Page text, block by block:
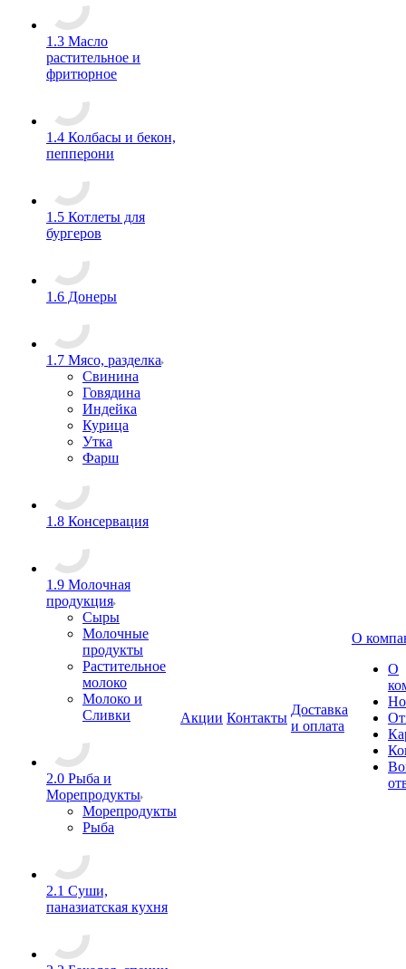
1.3 Масло
растительное и
фритюрное
1.4 Колбасы и бекон,
пепперони
1.5 Котлеты для
бургеров
1.6 Донеры
1.7 Мясо, разделка
Свинина
Говядина
Индейка
Курица
Утка
Фарш
1.8 Консервация
1.9 Молочная
продукция
Сыры
Молочные
продукты
Растительное
молоко
Молоко и
Сливки
2.0 Рыба и
Морепродукты
Морепродукты
Рыба
2.1 Суши,
паназиатская кухня
Акции Контакты
Доставка
и оплата
О
О